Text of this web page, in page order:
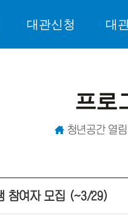
대관신청 대
프로
청년공간 열림
참여자 모집 (~3/29)